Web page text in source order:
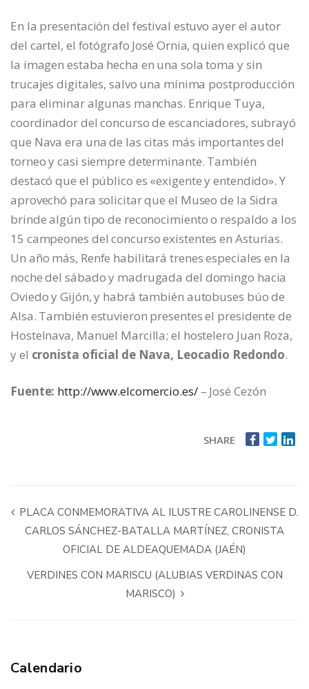
En la presentación del festival estuvo ayer el autor
del cartel, el fotógrafo José Ornia, quien explicó que
la imagen estaba hecha en una sola toma y sin
trucajes digitales, salvo una mínima postproducción
para eliminar algunas manchas. Enrique Tuya,
coordinador del concurso de escanciadores, subrayó
que Nava era una de las citas más importantes del
torneo y casi siempre determinante. También
destacó que el público es «exigente y entendido». Y
aprovechó para solicitar que el Museo de la Sidra
brinde algún tipo de reconocimiento o respaldo a los
15 campeones del concurso existentes en Asturias.
Un año más, Renfe habilitará trenes especiales en la
noche del sábado y madrugada del domingo hacia
Oviedo y Gijón, y habrá también autobuses búo de
Alsa. También estuvieron presentes el presidente de
Hostelnava, Manuel Marcilla; el hostelero Juan Roza,
y el cronista oficial de Nava, Leocadio Redondo.
Fuente: http://www.elcomercio.es/– José Cezón
SHARE
PLACA CONMEMORATIVA AL ILUSTRE CAROLINENSE D.
CARLOS SÁNCHEZ-BATALLA MARTÍNEZ, CRONISTA
OFICIAL DE ALDEAQUEMADA (JAÉN)
VERDINES CON MARISCU (ALUBIAS VERDINAS CON
MARISCO)
Calendario